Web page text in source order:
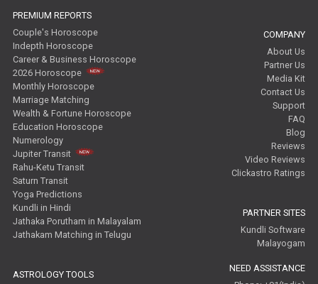
PREMIUM REPORTS
Couple's Horoscope
Indepth Horoscope
Career & Business Horoscope
2026 Horoscope
Monthly Horoscope
Marriage Matching
Wealth & Fortune Horoscope
Education Horoscope
Numerology
Jupiter Transit
Rahu-Ketu Transit
Saturn Transit
Yoga Predictions
Kundli in Hindi
Jathaka Porutham in Malayalam
Jathakam Matching in Telugu
ASTROLOGY TOOLS
COMPANY
About Us
Partner Us
Media Kit
Contact Us
Support
FAQ
Blog
Reviews
Video Reviews
Clickastro Ratings
PARTNER SITES
Kundli Software
Malayogam
NEED ASSISTANCE